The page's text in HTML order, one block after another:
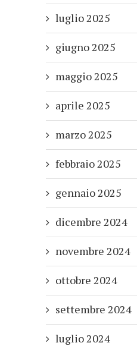
luglio 2025
giugno 2025
maggio 2025
aprile 2025
marzo 2025
febbraio 2025
gennaio 2025
dicembre 2024
novembre 2024
ottobre 2024
settembre 2024
luglio 2024